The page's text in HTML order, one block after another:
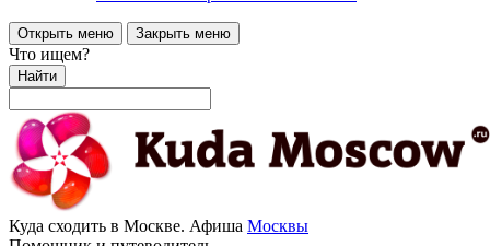
Открыть меню Закрыть меню
Что ищем?
Найти
Куда сходить в Москве. Афиша Москвы